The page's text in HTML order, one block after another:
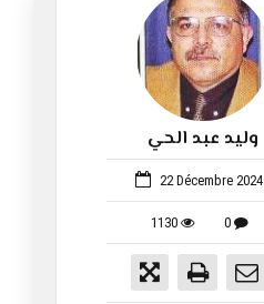
وليد عبد الحي
22 Décembre 2024
1130 0